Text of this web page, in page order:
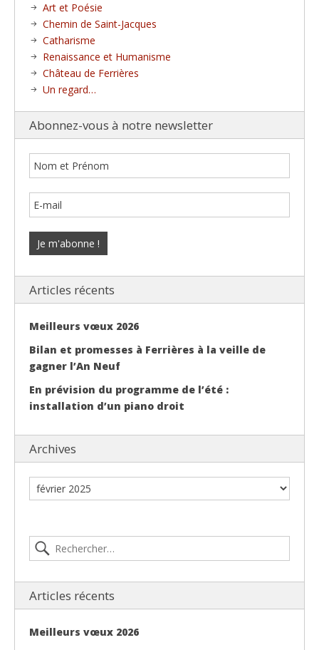
Art et Poésie
Chemin de Saint-Jacques
Catharisme
Renaissance et Humanisme
Château de Ferrières
Un regard…
Abonnez-vous à notre newsletter
Articles récents
Meilleurs vœux 2026
Bilan et promesses à Ferrières à la veille de
gagner l’An Neuf
En prévision du programme de l’été :
installation d’un piano droit
Archives
Articles récents
Meilleurs vœux 2026